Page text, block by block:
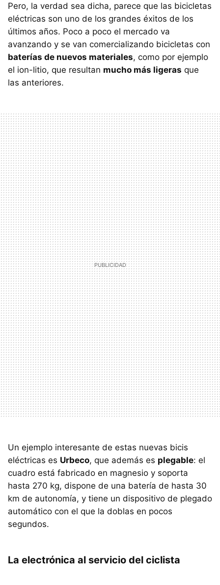
Pero, la verdad sea dicha, parece que las bicicletas
eléctricas son uno de los grandes éxitos de los
últimos años. Poco a poco el mercado va
avanzando y se van comercializando bicicletas con
baterías de nuevos materiales, como por ejemplo
el ion-litio, que resultan mucho más ligeras que
las anteriores.
Un ejemplo interesante de estas nuevas bicis
eléctricas es Urbeco, que además es plegable: el
cuadro está fabricado en magnesio y soporta
hasta 270 kg, dispone de una batería de hasta 30
km de autonomía, y tiene un dispositivo de plegado
automático con el que la doblas en pocos
segundos.
La electrónica al servicio del ciclista